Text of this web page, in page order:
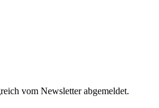
vom Newsletter abgemeldet.